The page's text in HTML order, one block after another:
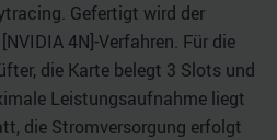
Gefertigt wird der
4N]-Verfahren. Für die
die Karte belegt 3 Slots und
Leistungsaufnahme liegt
die Stromversorgung erfolgt